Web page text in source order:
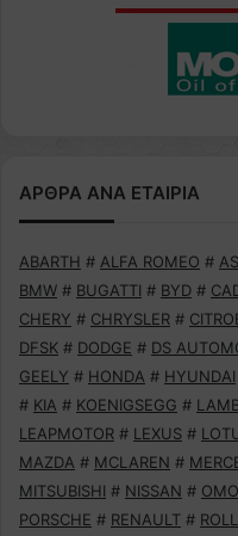
ΑΡΘΡΑ ΑΝΑ ΕΤΑΙΡΙΑ
ABARTH # ALFA ROMEO #
BMW # BUGATTI # BYD #
CHERY # CHRYSLER #
DFSK # DODGE # DS
GEELY # HONDA # HYUNDAI
# KIA # KOENIGSEGG #
LEAPMOTOR # LEXUS #
MAZDA # MCLAREN #
MITSUBISHI # NISSAN #
PORSCHE # RENAULT #